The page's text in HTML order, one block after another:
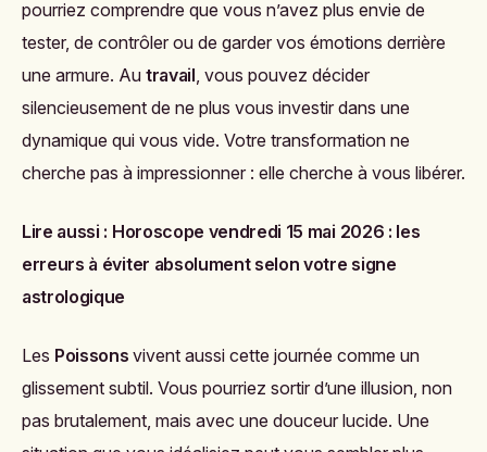
pourriez comprendre que vous n’avez plus envie de
tester, de contrôler ou de garder vos émotions derrière
une armure. Au travail, vous pouvez décider
silencieusement de ne plus vous investir dans une
dynamique qui vous vide. Votre transformation ne
cherche pas à impressionner : elle cherche à vous libérer.
Lire aussi : Horoscope vendredi 15 mai 2026 : les
erreurs à éviter absolument selon votre signe
astrologique
Les Poissons vivent aussi cette journée comme un
glissement subtil. Vous pourriez sortir d’une illusion, non
pas brutalement, mais avec une douceur lucide. Une